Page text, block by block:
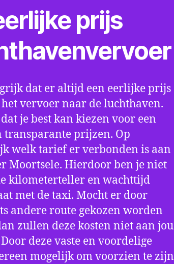
prijs
dat er altijd een eerlijke prijs
vervoer naar de luchthaven.
je best kan kiezen voor een
prijzen. Op
welk tarief er verbonden is aan
Moortsele. Hierdoor ben je niet
kilometerteller en wachttijd
met de taxi. Mocht er door
andere route gekozen worden
zullen deze kosten niet aan jou
deze vaste en voordelige
mogelijk om voorzien te zijn